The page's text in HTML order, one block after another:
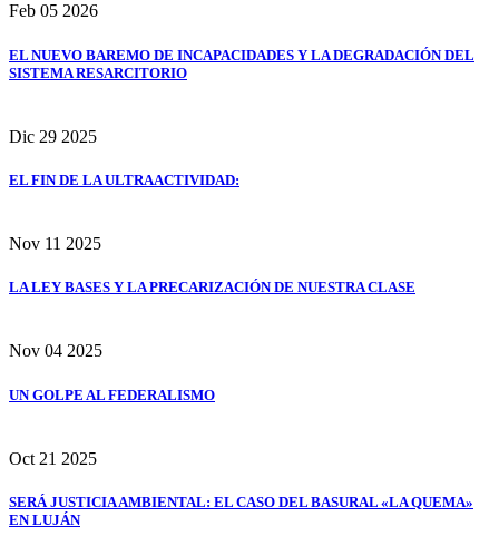
Feb 05 2026
EL NUEVO BAREMO DE INCAPACIDADES Y LA DEGRADACIÓN DEL
SISTEMA RESARCITORIO
Dic 29 2025
EL FIN DE LA ULTRAACTIVIDAD:
Nov 11 2025
LA LEY BASES Y LA PRECARIZACIÓN DE NUESTRA CLASE
Nov 04 2025
UN GOLPE AL FEDERALISMO
Oct 21 2025
SERÁ JUSTICIA AMBIENTAL: EL CASO DEL BASURAL «LA QUEMA»
EN LUJÁN